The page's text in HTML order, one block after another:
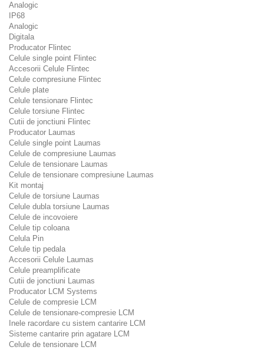
Analogic
IP68
Analogic
Digitala
Producator Flintec
Celule single point Flintec
Accesorii Celule Flintec
Celule compresiune Flintec
Celule plate
Celule tensionare Flintec
Celule torsiune Flintec
Cutii de jonctiuni Flintec
Producator Laumas
Celule single point Laumas
Celule de compresiune Laumas
Celule de tensionare Laumas
Celule de tensionare compresiune Laumas
Kit montaj
Celule de torsiune Laumas
Celule dubla torsiune Laumas
Celule de incovoiere
Celule tip coloana
Celula Pin
Celule tip pedala
Accesorii Celule Laumas
Celule preamplificate
Cutii de jonctiuni Laumas
Producator LCM Systems
Celule de compresie LCM
Celule de tensionare-compresie LCM
Inele racordare cu sistem cantarire LCM
Sisteme cantarire prin agatare LCM
Celule de tensionare LCM